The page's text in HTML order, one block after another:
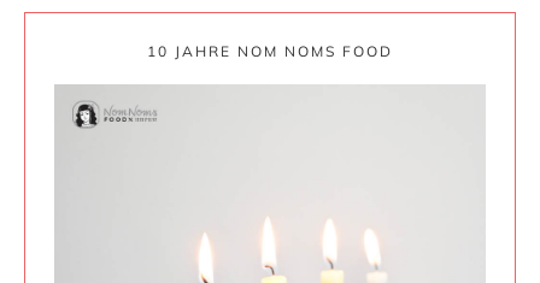
10 JAHRE NOM NOMS FOOD